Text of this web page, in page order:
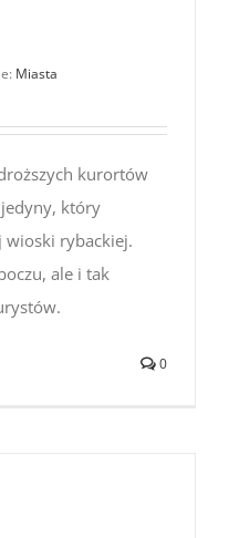
Miasta
kurortów
który
wioski rybackiej.
ale i tak
0